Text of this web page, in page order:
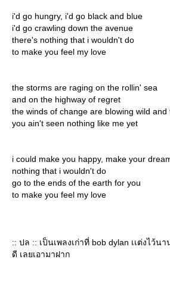
i'd go hungry, i'd go black and blue
i'd go crawling down the avenue
there's nothing that i wouldn't do
to make you feel my love
the storms are raging on the rollin' sea
and on the highway of regret
the winds of change are blowing wild and
you ain't seen nothing like me yet
i could make you happy, make your
nothing that i wouldn't do
go to the ends of the earth for you
to make you feel my love
:: ปล :: เป็นเพลงเก่าที่ bob dylan เเต่งไว้
ดี เลยเอามาฝาก